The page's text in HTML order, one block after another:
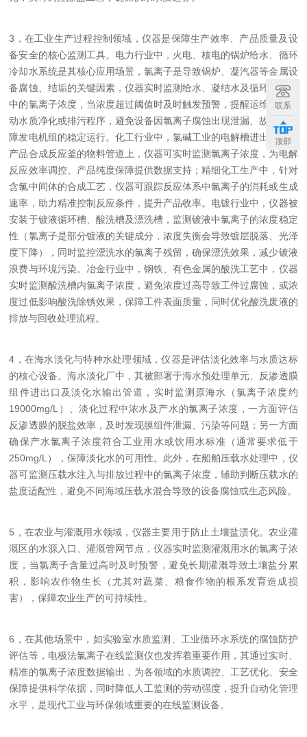
3，在工业生产过程控制领域，仪器是保障生产效率、产品质量及设
备安全的核心监测工具。电力行业中，火电、核电的锅炉给水、循环
冷却水系统是其核心应用场景，氯离子是导致锅炉、凝汽器等金属设
备腐蚀、结垢的关键因素，仪器实时监测给水、凝结水及循环冷却水
中的氯离子浓度，当浓度超过阈值时及时触发预警，提醒运维人员启
动水质净化或排污程序，避免设备因氯离子腐蚀出现泄漏、故障，保
障发电机组的稳定运行。化工行业中，氯碱工业的电解槽进出口、氯
产品合成反应釜的物料管道上，仪器可实时监测氯离子浓度，为电解
反应效率调控、产品纯度保障提供数据支持；精细化工生产中，针对
含氯中间体的合成工艺，仪器可跟踪反应体系中氯离子的消耗或生成
速率，助力精准控制反应条件，提升产品收率。电镀行业中，仪器被
安装于镀液循环槽、酸洗槽及漂洗槽，监测镀液中氯离子的浓度稳定
性（氯离子是部分镀液的关键成分，浓度失衡会导致镀层脱落、光泽
度下降），同时监控漂洗水的氯离子残留，确保漂洗效果，减少镀液
浪费与环境污染。冶金行业中，钢铁、有色金属的酸洗工艺中，仪器
实时监测酸洗槽内氯离子浓度，避免浓度过高导致工件过腐蚀，或浓
度过低影响酸洗除锈效果，保障工件表面质量，同时优化酸洗废液的
排放与回收处理流程。
4，在海水淡化与特种水处理领域，仪器是评估淡化效率与水质达标
的核心设备。海水淡化厂中，其被部署于海水预处理单元、反渗透膜
组件进出口及淡化水输出管道，实时监测原海水（氯离子浓度约
19000mg/L）、淡化过程中浓水及产水的氯离子浓度，一方面评估
反渗透膜的脱盐效率，及时发现膜组件泄漏、污染等问题；另一方面
确保产水氯离子浓度符合工业用水或饮用水标准（通常要求低于
250mg/L），保障淡化水的可用性。此外，在船舶压载水处理中，仪
器可监测压载水注入与排放过程中的氯离子浓度，辅助判断压载水的
盐度适配性，避免不同海域压载水混合导致的设备腐蚀或生态风险。
5，在农业与灌溉用水领域，仪器主要用于防止土壤盐渍化。农业灌
溉区的水源入口、灌溉管网节点，仪器实时监测灌溉用水的氯离子浓
度，当氯离子含量过高时及时预警，避免长期灌溉导致土壤盐分累
积，影响农作物生长（尤其对蔬菜、粮食作物的根系发育造成损
害），保障农业生产的可持续性。
6，在其他场景中，如实验室水质监测、工业循环水系统的腐蚀防护
评估等，电极法氯离子在线监测仪也发挥着重要作用，其通过实时、
精准的氯离子浓度数据输出，为各领域的水质调控、工艺优化、安全
保障提供科学依据，同时降低人工监测的劳动强度，提升自动化管理
水平，是现代工业与环保领域重要的在线监测设备。
联系
顶部